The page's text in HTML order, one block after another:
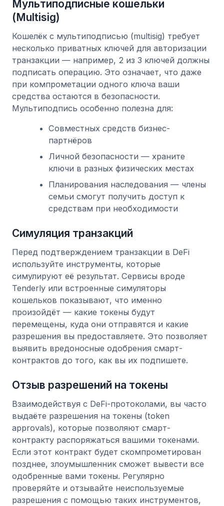
Мультиподписные кошельки
(Multisig)
Кошелёк с мультиподписью (multisig) требует
несколько приватных ключей для авторизации
транзакции — например, 2 из 3 ключей должны
подписать операцию. Это означает, что даже
при компрометации одного ключа ваши
средства остаются в безопасности.
Мультиподпись особенно полезна для:
Совместных средств бизнес-
партнёров
Личной безопасности — храните
ключи в разных физических местах
Планирования наследования — члены
семьи смогут получить доступ к
средствам при необходимости
Симуляция транзакций
Перед подтверждением транзакции в DeFi
используйте инструменты, которые
симулируют её результат. Сервисы вроде
Tenderly или встроенные симуляторы
кошельков показывают, что именно
произойдёт — какие токены будут
перемещены, куда они отправятся и какие
разрешения вы предоставляете. Это позволяет
выявить вредоносные одобрения смарт-
контрактов до того, как вы их подпишете.
Отзыв разрешений на токены
Взаимодействуя с DeFi-протоколами, вы часто
выдаёте разрешения на токены (token
approvals), которые позволяют смарт-
контракту распоряжаться вашими токенами.
Если этот контракт будет скомпрометирован
позднее, злоумышленник сможет вывести все
одобренные вами токены. Регулярно
проверяйте и отзывайте неиспользуемые
разрешения с помощью таких инструментов,